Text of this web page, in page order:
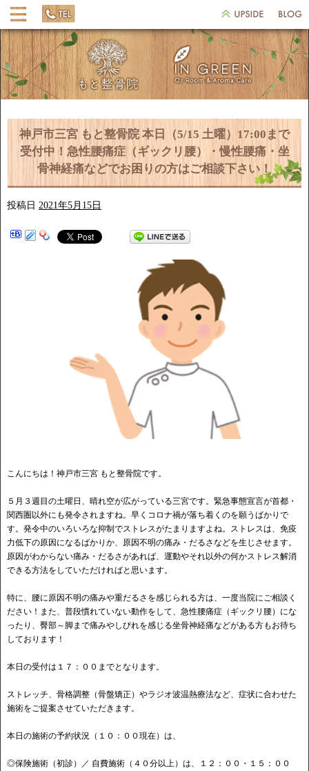
神戸市三宮 もと整骨院 本日（5/15 土曜）17:00まで
受付中！急性腰痛症（ギックリ腰）・慢性腰痛・坐
骨神経痛などでお困りの方はご相談下さい！
投稿日 2021年5月15日
こんにちは！神戸市三宮 もと整骨院です。
５月３週目の土曜日、晴れ空が広がっている三宮です。緊急事態宣言が首都・
関西圏以外にも発令されますね。早くコロナ禍が落ち着くのを願うばかりで
す。発令中のいろいろな抑制でストレスがたまりますよね。ストレスは、免疫
力低下の原因になるばかりか、原因不明の痛み・だるさなどを生じさせます。
原因がわからない痛み・だるさがあれば、運動やそれ以外の何かストレス解消
できる方法をしていただければと思います。
特に、腰に原因不明の痛みや重だるさを感じられる方は、一度当院にご相談く
ださい！また、普段慣れていない動作をして、急性腰痛症（ギックリ腰）にな
ったり、臀部～脚まで痛みやしびれを感じる坐骨神経痛などがある方もお待ち
しております！
本日の受付は１７：００までとなります。
ストレッチ、骨格調整（骨盤矯正）やラジオ波温熱療法など、症状に合わせた
施術をご提案させていただきます。
本日の施術の予約状況（１０：００現在）は、
◎保険施術（初診）／ 自費施術（４０分以上）は、１２：００・１５：００